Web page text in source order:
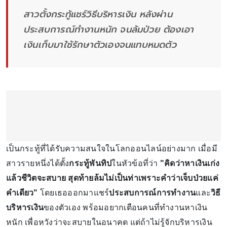
สาวตั้งกระทู้แชร์วิธีบริหารเงิน หลังผ่าน
ประสบการณ์ทำงานหนัก จนล้มป่วย ต้องเอา
เงินเก็บมาใช้รักษาตัวเองจนแทบหมดตัว
เป็นกระทู้ที่ได้รับความสนใจในโลกออนไลน์อย่างมาก เมื่อมี
สาวรายหนึ่งได้ตั้งกระทู้พันทิปในหัวข้อที่ว่า "คิดว่าหาเงินเก่ง
แล้วชีวิตจะสบาย สุดท้ายล้มไม่เป็นท่าเพราะคำว่าเจ็บป่วยแค่
คำเดียว" โดยเธอออกมาแชร์ประสบการณ์การทำงานและวิธี
บริหารเงินของตัวเอง พร้อมอยากเตือนคนที่ทำงานหาเงิน
หนัก เพื่อหวังว่าจะสบายในอนาคต แต่ถ้าไม่รู้จักบริหารเงิน